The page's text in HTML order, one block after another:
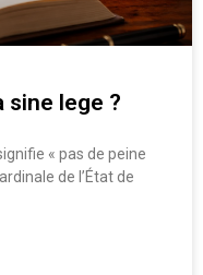
sine lege ?
« pas de peine
de l’État de